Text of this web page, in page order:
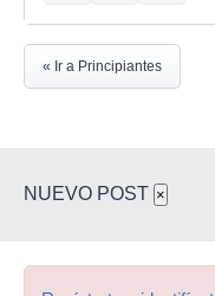
« Ir a Principiantes
NUEVO POST ×